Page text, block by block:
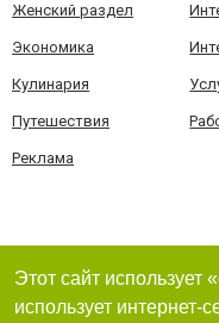
Женский раздел
Экономика
Кулинария
Путешествия
Реклама
Этот сайт использует
использует интернет-